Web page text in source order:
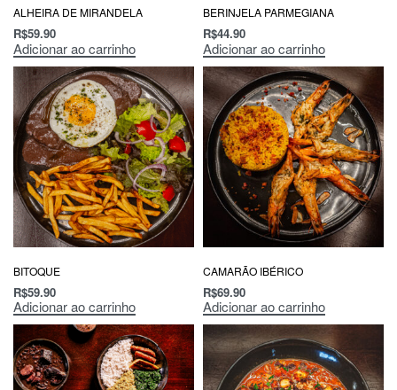
ALHEIRA DE MIRANDELA
R$59.90
Adicionar ao carrinho
BERINJELA PARMEGIANA
R$44.90
Adicionar ao carrinho
BITOQUE
R$59.90
Adicionar ao carrinho
CAMARÃO IBÉRICO
R$69.90
Adicionar ao carrinho